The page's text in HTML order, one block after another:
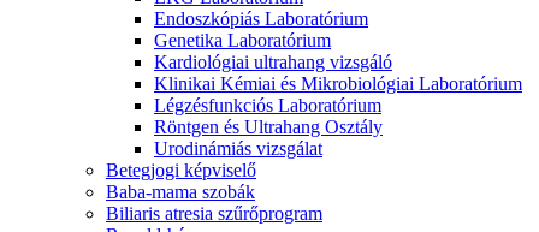
Endoszkópiás Laboratórium
Genetika Laboratórium
Kardiológiai ultrahang vizsgáló
Klinikai Kémiai és Mikrobiológiai Laboratórium
Légzésfunkciós Laboratórium
Röntgen és Ultrahang Osztály
Urodinámiás vizsgálat
Betegjogi képviselő
Baba-mama szobák
Biliaris atresia szűrőprogram